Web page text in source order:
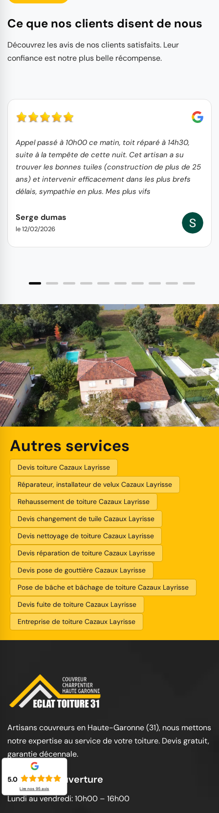
Ce que nos clients disent de nous
Découvrez les avis de nos clients satisfaits. Leur
confiance est notre plus belle récompense.
Appel passé à 10h00 ce matin, toit réparé à 14h30,
suite à la tempête de cette nuit. Cet artisan a su
trouver les bonnes tuiles (construction de plus de 25
ans) et intervenir efficacement dans les plus brefs
délais, sympathie en plus. Mes plus vifs
Serge dumas
le 12/02/2026
Autres services
Devis toiture Cazaux Layrisse
Réparateur, installateur de velux Cazaux Layrisse
Rehaussement de toiture Cazaux Layrisse
Devis changement de tuile Cazaux Layrisse
Devis nettoyage de toiture Cazaux Layrisse
Devis réparation de toiture Cazaux Layrisse
Devis pose de gouttière Cazaux Layrisse
Pose de bâche et bâchage de toiture Cazaux Layrisse
Devis fuite de toiture Cazaux Layrisse
Entreprise de toiture Cazaux Layrisse
Artisans couvreurs en Haute-Garonne (31), nous mettons
notre expertise au service de votre toiture. Devis gratuit,
garantie décennale.
Horaires d'ouverture
Lundi au vendredi: 10h00 – 16h00
5.0
Lire nos 95avis